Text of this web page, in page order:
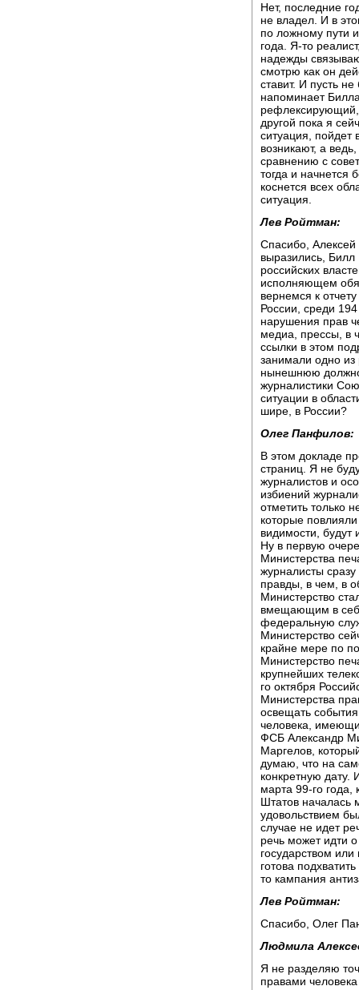
Нет, последние
не владел. И в
по ложному пути и
года. Я-то
надежды
смотрю как он
ставит. И пусть
напоминает
рефлексирующий,
другой пока я
ситуация, пойдет
возникают, а
сравнению с
тогда и начнется
коснется всех
ситуация.
Лев Ройтман:
Спасибо, Алексей
выразились, Билл
российских
исполняющем
вернемся к
России, среди
нарушения прав
медиа, прессы, в
ссылки в этом
занимали одно
нынешнюю
журналистики
ситуации в
шире, в России?
Олег Панфилов:
В этом докладе
страниц. Я не
журналистов и
избиений
отметить только
которые
видимости, будут
Ну в первую
Министерства
журналисты
правды, в чем, в
Министерство
вмещающим в
федеральную
Министерство
крайне мере по
Министерство
крупнейших
го октября
Министерства
освещать
человека,
ФСБ Александр
Маргелов,
думаю, что на
конкретную дату.
марта 99-го года,
Штатов началась
удовольствием
случае не идет
речь может идти
государством или
готова
то кампания
Лев Ройтман:
Спасибо, Олег
Людмила
Я не разделяю
правами человека